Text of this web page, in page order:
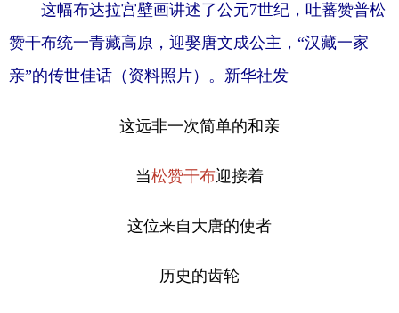
这幅布达拉宫壁画讲述了公元7世纪，吐蕃赞普松
赞干布统一青藏高原，迎娶唐文成公主，“汉藏一家
亲”的传世佳话（资料照片）。新华社发
这远非一次简单的和亲
当松赞干布迎接着
这位来自大唐的使者
历史的齿轮